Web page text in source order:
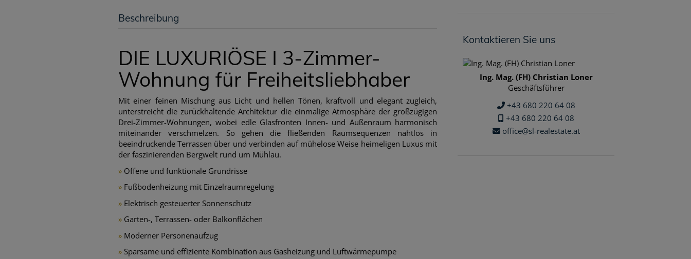
Beschreibung
DIE LUXURIÖSE I 3-Zimmer-
Wohnung für Freiheitsliebhaber
Mit einer feinen Mischung aus Licht und hellen Tönen, kraftvoll und elegant zugleich,
unterstreicht die zurückhaltende Architektur die einmalige Atmosphäre der großzügigen
Drei-Zimmer-Wohnungen, wobei edle Glasfronten Innen- und Außenraum harmonisch
miteinander verschmelzen. So gehen die fließenden Raumsequenzen nahtlos in
beeindruckende Terrassen über und verbinden auf mühelose Weise heimeligen Luxus mit
der faszinierenden Bergwelt rund um Mühlau.
» Offene und funktionale Grundrisse
» Fußbodenheizung mit Einzelraumregelung
» Elektrisch gesteuerter Sonnenschutz
» Garten-, Terrassen- oder Balkonflächen
» Moderner Personenaufzug
» Sparsame und effiziente Kombination aus Gasheizung und Luftwärmepumpe
Kontaktieren Sie uns
Ing. Mag. (FH) Christian Loner
Geschäftsführer
+43 680 220 64 08
+43 680 220 64 08
office@sl-realestate.at